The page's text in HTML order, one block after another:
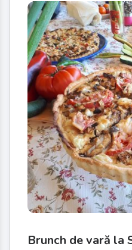
Brunch de vară la